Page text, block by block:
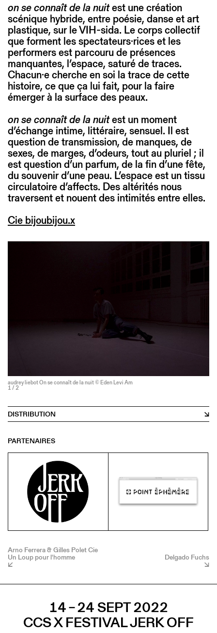
on se connaît de la nuitest une création
scénique hybride, entre poésie, danse et art
plastique, sur le VIH-sida. Le corps collectif
que forment les spectateurs·rices et les
performers est parcouru de présences
manquantes, l’espace, saturé de traces.
Chacun·e cherche en soi la trace de cette
histoire, ce que ça lui fait, pour la faire
émerger à la surface des peaux.
on se connaît de la nuitest un moment
d’échange intime, littéraire, sensuel. Il est
question de transmission, de manques, de
sexes, de marges, d’odeurs, tout au pluriel ; il
est question d’un parfum, de la fin d’une fête,
du souvenir d’une peau. L’espace est un tissu
circulatoire d’affects. Des altérités nous
traversent et nouent des intimités entre elles.
Cie bijoubijou.x
audrey liebot On se connaît de la nuit © Eden Levi Am
1 / 2
DISTRIBUTION
PARTENAIRES
Arno Ferrera & Gilles Polet Cie
Un Loup pour l'homme Delgado Fuchs
14 – 24 SEPT 2022
CCS X FESTIVAL JERK OFF